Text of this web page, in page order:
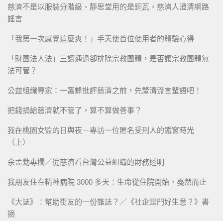
慈濟不是以服裝分階級、靜思堂用的是銅瓦，慈濟人澄清網路
謠言
「我第一次感覺這麼爽！」手天使首位使用者的體驗心得
「財團法人法」三讀通過卻排除宗教團體，是否讓宗教團體無
法可管？
公益組織專家：一窩蜂批評慈濟之前，先釐清流言蜚語吧！
把錢捐給慈濟就不管了，算不算做善事？
我在桃園女監的日與夜－專訪一位匿名受刑人的鐵窗時光
（上）
余孟勳專欄／從慈濟看台灣公益組織的財務透明
我朋友住在精神病院 3000 多天：生命從住院開始，戞然而止
《大誌》：幫助街友的一份雜誌？／《社企是門好生意？》書
摘